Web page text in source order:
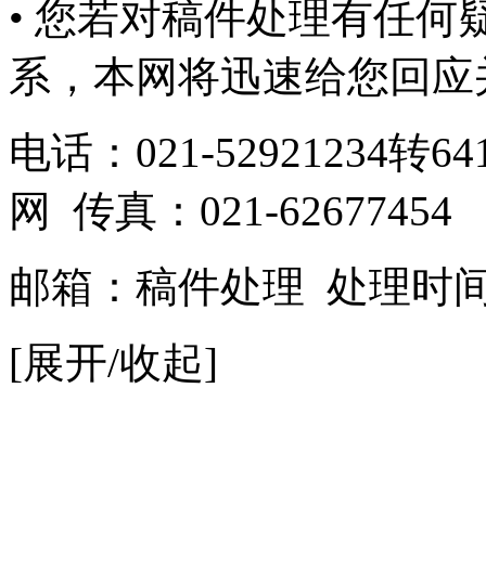
• 您若对稿件处理有任何
系，本网将迅速给您回
电话：021-52921234转
网 传真：021-62677454
邮箱： 稿件处理 处理时
[展开/收起]